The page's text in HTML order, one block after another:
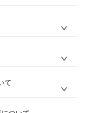
す。（※ Illustratorか
いません。AIで保存
ップロードして下さ
トが担当するエコバ
やFAX、メールなど
合は、製作数量が
ト担当が、デザイ
サー
(※ 30個以下の場合
用ください)
送業者・伝票番号を
すので、直接配送業
お願い致します。
最大50%)が適用され
購入金額の1％が1ポ
回ご注文時に1ポイ
て